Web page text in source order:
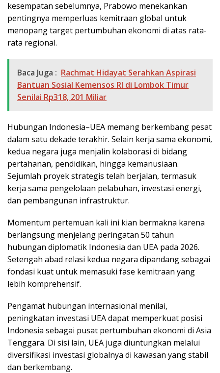
kesempatan sebelumnya, Prabowo menekankan
pentingnya memperluas kemitraan global untuk
menopang target pertumbuhan ekonomi di atas rata-
rata regional.
Baca Juga : Rachmat Hidayat Serahkan Aspirasi
Bantuan Sosial Kemensos RI di Lombok Timur
Senilai Rp318, 201 Miliar
Hubungan Indonesia–UEA memang berkembang pesat
dalam satu dekade terakhir. Selain kerja sama ekonomi,
kedua negara juga menjalin kolaborasi di bidang
pertahanan, pendidikan, hingga kemanusiaan.
Sejumlah proyek strategis telah berjalan, termasuk
kerja sama pengelolaan pelabuhan, investasi energi,
dan pembangunan infrastruktur.
Momentum pertemuan kali ini kian bermakna karena
berlangsung menjelang peringatan 50 tahun
hubungan diplomatik Indonesia dan UEA pada 2026.
Setengah abad relasi kedua negara dipandang sebagai
fondasi kuat untuk memasuki fase kemitraan yang
lebih komprehensif.
Pengamat hubungan internasional menilai,
peningkatan investasi UEA dapat memperkuat posisi
Indonesia sebagai pusat pertumbuhan ekonomi di Asia
Tenggara. Di sisi lain, UEA juga diuntungkan melalui
diversifikasi investasi globalnya di kawasan yang stabil
dan berkembang.